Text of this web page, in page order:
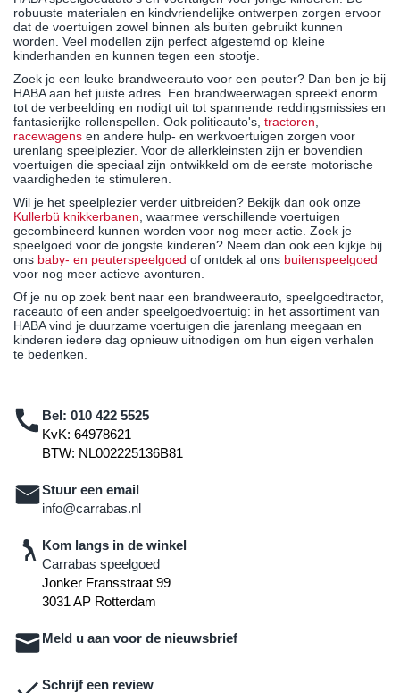
robuuste materialen en kindvriendelijke ontwerpen zorgen ervoor
dat de voertuigen zowel binnen als buiten gebruikt kunnen
worden. Veel modellen zijn perfect afgestemd op kleine
kinderhanden en kunnen tegen een stootje.
Zoek je een leuke brandweerauto voor een peuter? Dan ben je bij
HABA aan het juiste adres. Een brandweerwagen spreekt enorm
tot de verbeelding en nodigt uit tot spannende reddingsmissies en
fantasierijke rollenspellen. Ook politieauto's, tractoren,
racewagens en andere hulp- en werkvoertuigen zorgen voor
urenlang speelplezier. Voor de allerkleinsten zijn er bovendien
voertuigen die speciaal zijn ontwikkeld om de eerste motorische
vaardigheden te stimuleren.
Wil je het speelplezier verder uitbreiden? Bekijk dan ook onze
Kullerbü knikkerbanen, waarmee verschillende voertuigen
gecombineerd kunnen worden voor nog meer actie. Zoek je
speelgoed voor de jongste kinderen? Neem dan ook een kijkje bij
ons baby- en peuterspeelgoed of ontdek al ons buitenspeelgoed
voor nog meer actieve avonturen.
Of je nu op zoek bent naar een brandweerauto, speelgoedtractor,
raceauto of een ander speelgoedvoertuig: in het assortiment van
HABA vind je duurzame voertuigen die jarenlang meegaan en
kinderen iedere dag opnieuw uitnodigen om hun eigen verhalen
te bedenken.
Bel: 010 422 5525
KvK: 64978621
BTW: NL002225136B81
Stuur een email
info@carrabas.nl
Kom langs in de winkel
Carrabas speelgoed
Jonker Fransstraat 99
3031 AP Rotterdam
Meld u aan voor de nieuwsbrief
Schrijf een review